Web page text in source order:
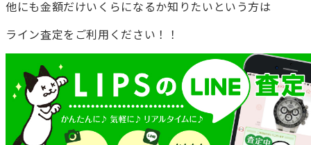
他にも金額だけいくらになるか知りたいという方は
ライン査定をご利用ください！！